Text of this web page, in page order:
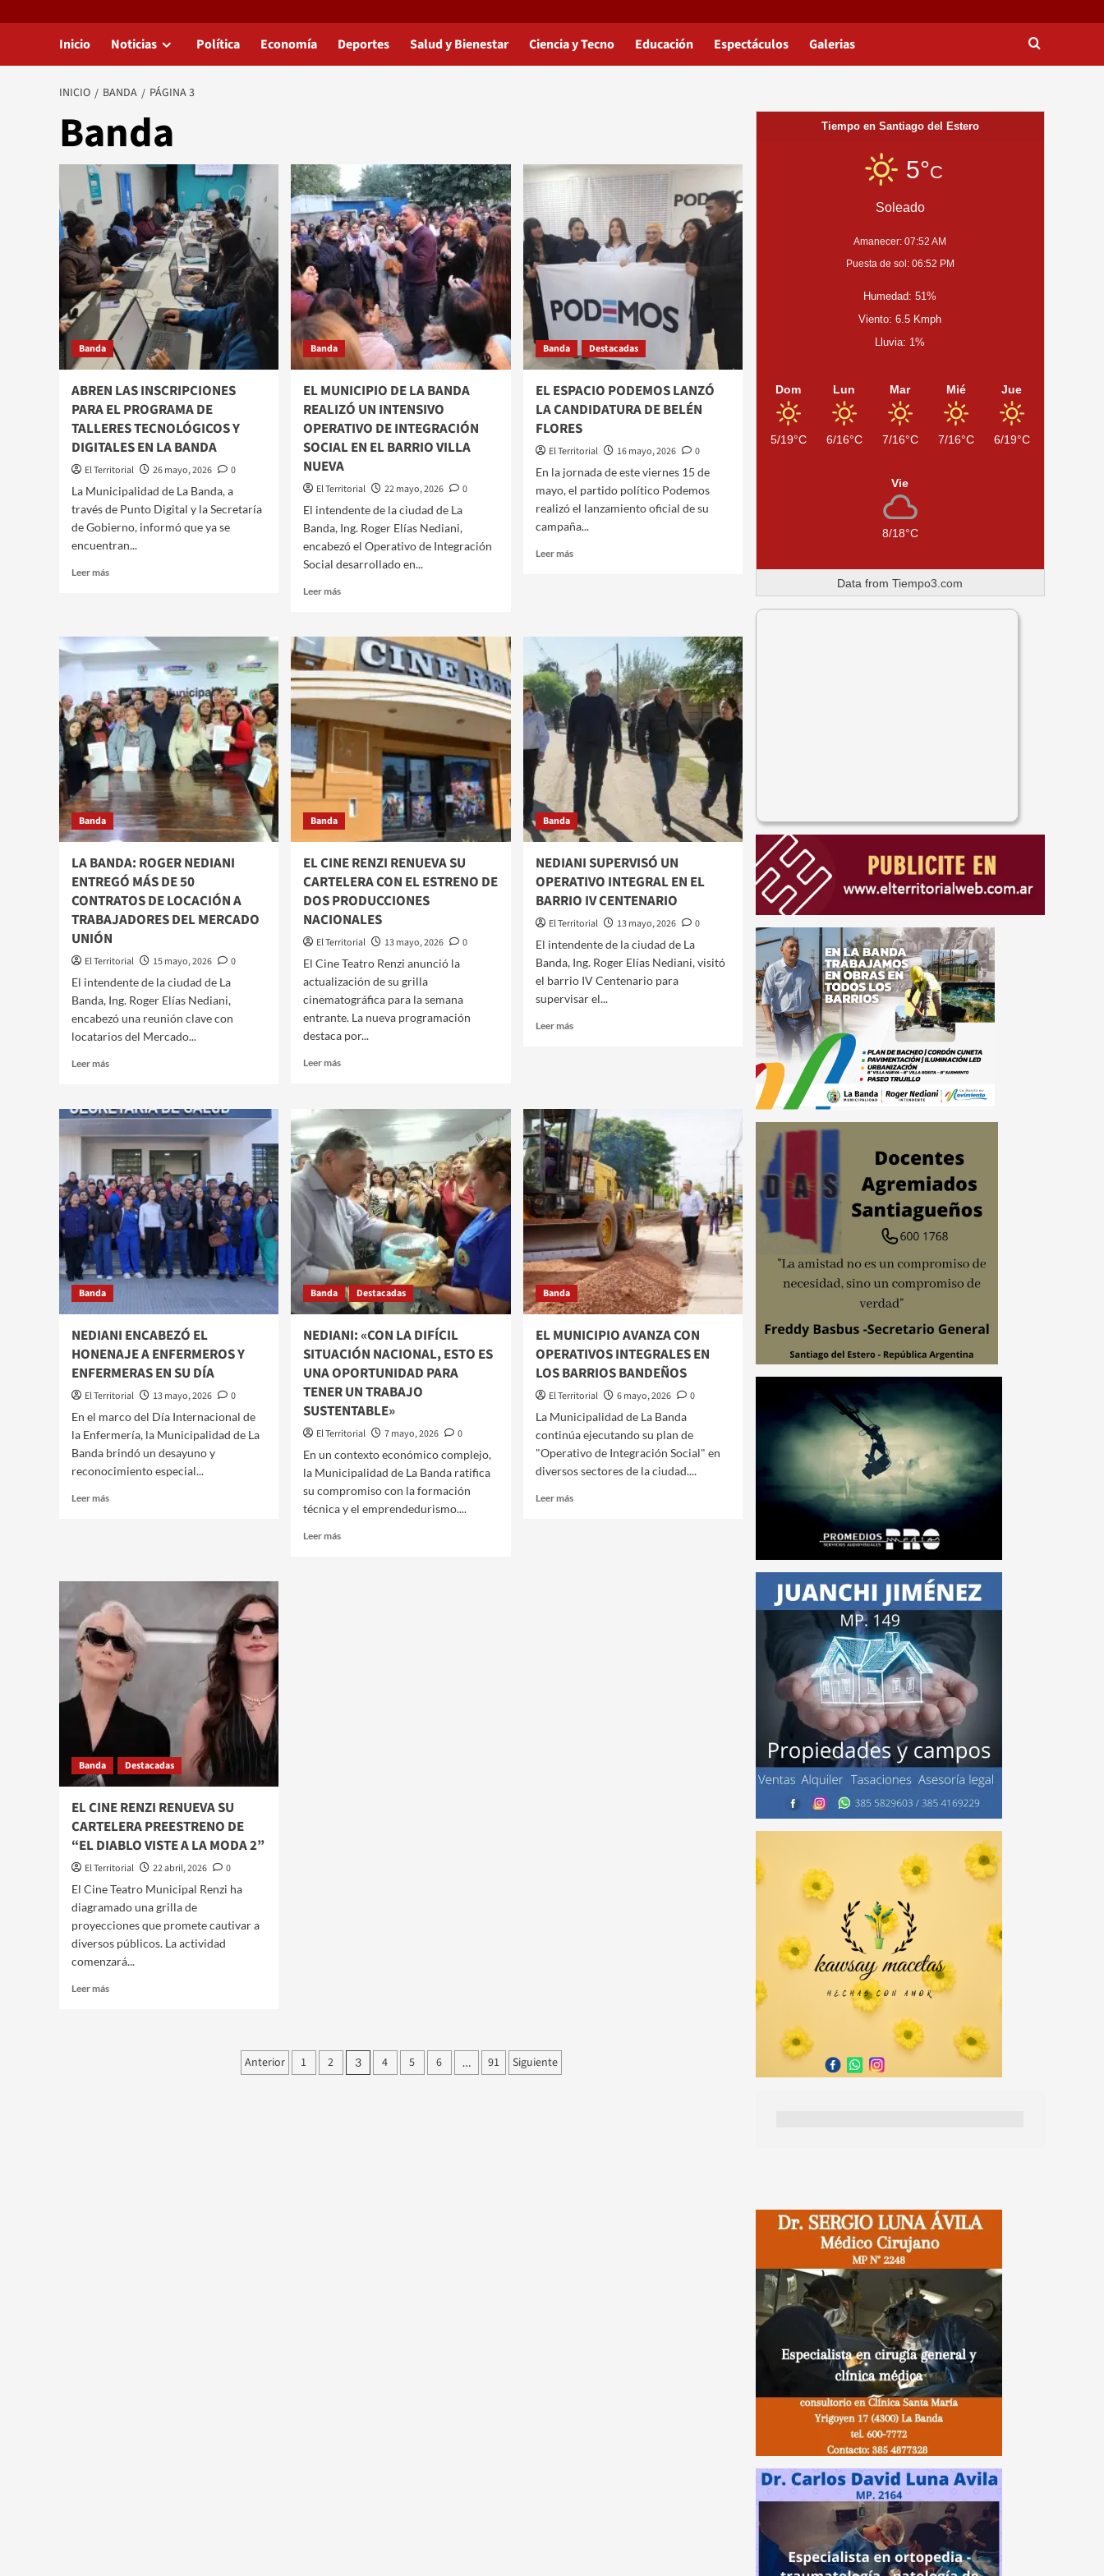
Inicio Noticias Política Economía Deportes Salud y Bienestar Ciencia y Tecno Educación Espectáculos Galerias
INICIO BANDA PÁGINA 3
Banda
Banda
ABREN LAS INSCRIPCIONES
PARA EL PROGRAMA DE
TALLERES TECNOLÓGICOS Y
DIGITALES EN LA BANDA
El Territorial 26 mayo, 2026
0
​​La Municipalidad de La Banda, a
través de Punto Digital y la Secretaría
de Gobierno, informó que ya se
encuentran...
Leer másLeer
INSCRIPCIONES
PARA
PROGRAMA
DE
TALLERES
TECNOLÓGICOS
Y
DIGITALES
EN
LA
BANDA
Banda
EL MUNICIPIO DE LA BANDA
REALIZÓ UN INTENSIVO
OPERATIVO DE INTEGRACIÓN
SOCIAL EN EL BARRIO VILLA
NUEVA
El Territorial 22 mayo, 2026
0
​El intendente de la ciudad de La
Banda, Ing. Roger Elías Nediani,
encabezó el Operativo de Integración
Social desarrollado en...
Leer másLeer
EL
MUNICIPIO
DE
LA
BANDA
UN
INTENSIVO
OPERATIVO
DE
INTEGRACIÓN
SOCIAL
VILLA
NUEVA
Banda Destacadas
EL ESPACIO PODEMOS LANZÓ
LA CANDIDATURA DE BELÉN
FLORES
El Territorial 16 mayo, 2026
0
​En la jornada de este viernes 15 de
mayo, el partido político Podemos
realizó el lanzamiento oficial de su
campaña...
Leer másLeer
CANDIDATURA
DE
Banda
LA BANDA: ROGER NEDIANI
ENTREGÓ MÁS DE 50
CONTRATOS DE LOCACIÓN A
TRABAJADORES DEL MERCADO
UNIÓN
El Territorial 15 mayo, 2026
0
El intendente de la ciudad de La
Banda, Ing. Roger Elías Nediani,
encabezó una reunión clave con
locatarios del Mercado...
Leer másLeer
LA
BANDA:
ROGER
NEDIANI
ENTREGÓ
MÁS
DE
50
CONTRATOS
DE
LOCACIÓN
A
TRABAJADORES
UNIÓN
Banda
EL CINE RENZI RENUEVA SU
CARTELERA CON EL ESTRENO DE
DOS PRODUCCIONES
NACIONALES
El Territorial 13 mayo, 2026
0
​El Cine Teatro Renzi anunció la
actualización de su grilla
cinematográfica para la semana
entrante. La nueva programación
destaca por...
Leer másLeer
EL
CINE
RENZI
RENUEVA
CARTELERA
CON
EL
ESTRENO
DE
DOS
PRODUCCIONES
NACIONALES
Banda
NEDIANI SUPERVISÓ UN
OPERATIVO INTEGRAL EN EL
BARRIO IV CENTENARIO
El Territorial 13 mayo, 2026
0
​El intendente de la ciudad de La
Banda, Ing. Roger Elías Nediani, visitó
el barrio IV Centenario para
supervisar el...
Leer másLeer
OPERATIVO
INTEGRAL
EN
EL
BARRIO
IV
CENTENARIO
Banda
NEDIANI ENCABEZÓ EL
HONENAJE A ENFERMEROS Y
ENFERMERAS EN SU DÍA
El Territorial 13 mayo, 2026
0
​En el marco del Día Internacional de
la Enfermería, la Municipalidad de La
Banda brindó un desayuno y
reconocimiento especial...
Leer másLeer
A
ENFERMEROS
Y
ENFERMERAS
EN
SU
DÍA
Banda Destacadas
NEDIANI: «CON LA DIFÍCIL
SITUACIÓN NACIONAL, ESTO ES
UNA OPORTUNIDAD PARA
TENER UN TRABAJO
SUSTENTABLE»
El Territorial 7 mayo, 2026
0
​​En un contexto económico complejo,
la Municipalidad de La Banda ratifica
su compromiso con la formación
técnica y el emprendedurismo....
Leer másLeer
Banda
EL MUNICIPIO AVANZA CON
OPERATIVOS INTEGRALES EN
LOS BARRIOS BANDEÑOS
El Territorial 6 mayo, 2026
0
​​La Municipalidad de La Banda
continúa ejecutando su plan de
"Operativo de Integración Social" en
diversos sectores de la ciudad....
Leer másLeer
Banda Destacadas
EL CINE RENZI RENUEVA SU
CARTELERA PREESTRENO DE
“EL DIABLO VISTE A LA MODA 2”
El Territorial 22 abril, 2026
0
​El Cine Teatro Municipal Renzi ha
diagramado una grilla de
proyecciones que promete cautivar a
diversos públicos. La actividad
comenzará...
Leer másLeer
Paginación
Anterior 1 2 3 4 5 6 … 91 Siguiente
Tiempo en Santiago del Estero
5°C
Soleado
Amanecer: 07:52 AM
Puesta de sol: 06:52 PM
Humedad: 51%
Viento: 6.5 Kmph
Lluvia: 1%
Dom
5/19°C
Lun
6/16°C
Mar
7/16°C
Mié
7/16°C
Jue
6/19°C
Vie
8/18°C
Data fromTiempo3.com